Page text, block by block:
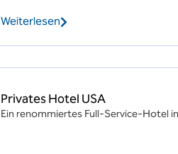
Weiterlesen
Privates Hotel USA
Ein renommiertes Full-Service-Hotel